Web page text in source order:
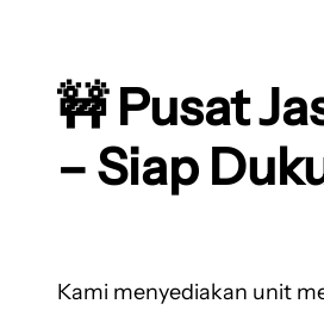
🚧 Pusat
– Siap
Kami menyediakan unit